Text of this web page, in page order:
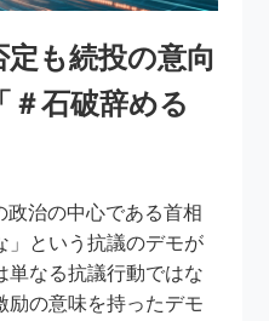
も続投の意向
石破辞める
政治の中心である首相
」という抗議のデモが
単なる抗議行動ではな
励の意味を持ったデモ